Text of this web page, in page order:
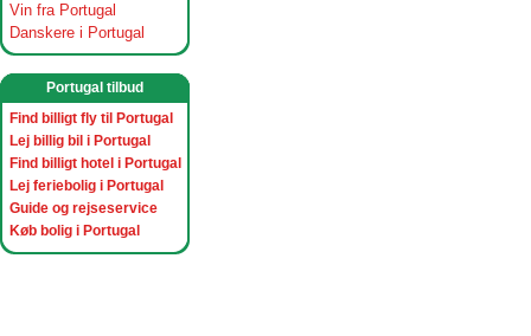
Vin fra Portugal
Danskere i Portugal
Portugal tilbud
Find billigt fly til Portugal
Lej billig bil i Portugal
Find billigt hotel i Portugal
Lej feriebolig i Portugal
Guide og rejseservice
Køb bolig i Portugal